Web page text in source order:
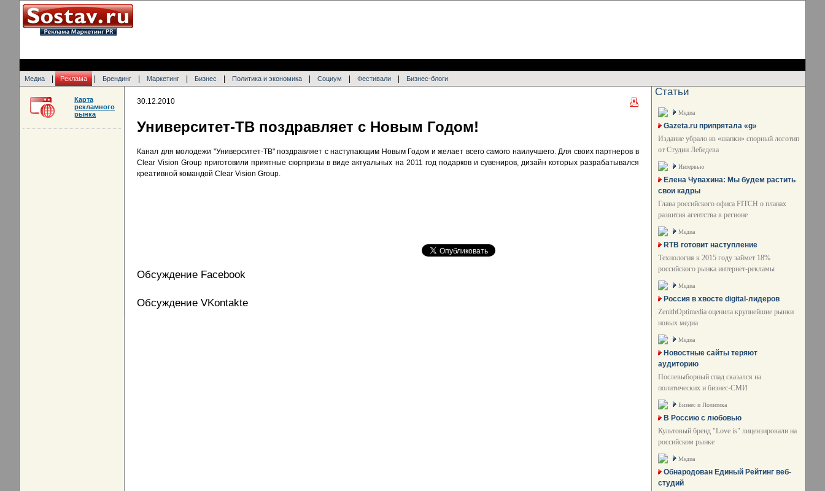
Медиа Реклама Брендинг Маркетинг Бизнес Политика и экономика Социум Фестивали Бизнес-блоги
30.12.2010
Университет-ТВ поздравляет с Новым Годом!
Канал для молодежи "Университет-ТВ" поздравляет с наступающим Новым Годом и желает всего самого наилучшего. Для своих партнеров в
Clear Vision Group приготовили приятные сюрпризы в виде актуальных на 2011 год подарков и сувениров, дизайн которых разрабатывался
креативной командой Clear Vision Group.
Обсуждение Facebook
Обсуждение VKontakte
Карта
рекламного
рынка
Статьи
Медиа
Gazeta.ru припрятала «g»
Издание убрало из «шапки» спорный логотип
от Студии Лебедева
Интервью
Елена Чувахина: Мы будем растить
свои кадры
Глава российского офиса FITCH о планах
развития агентства в регионе
Медиа
RTB готовит наступление
Технология к 2015 году займет 18%
российского рынка интернет-рекламы
Медиа
Россия в хвосте digital-лидеров
ZenithOptimedia оценила крупнейшие рынки
новых медиа
Медиа
Новостные сайты теряют
аудиторию
Послевыборный спад сказался на
политических и бизнес-СМИ
Бизнес и Политика
В Россию с любовью
Культовый бренд "Love is" лицензировали на
российском рынке
Медиа
Обнародован Единый Рейтинг веб-
студий